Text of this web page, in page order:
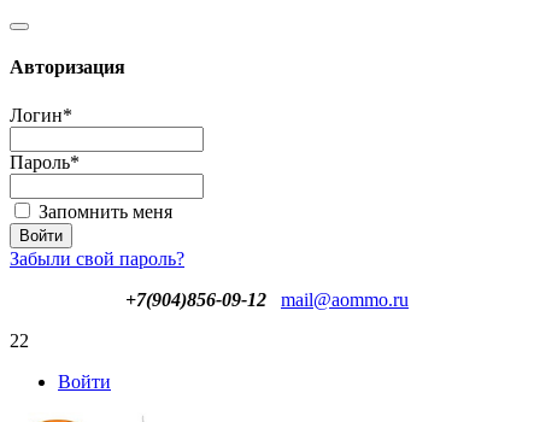
Авторизация
Логин*
Пароль*
Запомнить меня
Забыли свой пароль?
+7(904)856-09-12
mail@aommo.ru
22
Войти